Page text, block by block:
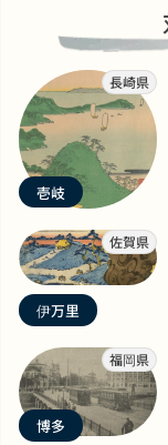
長崎県
壱岐
佐賀県
伊万里
福岡県
博多